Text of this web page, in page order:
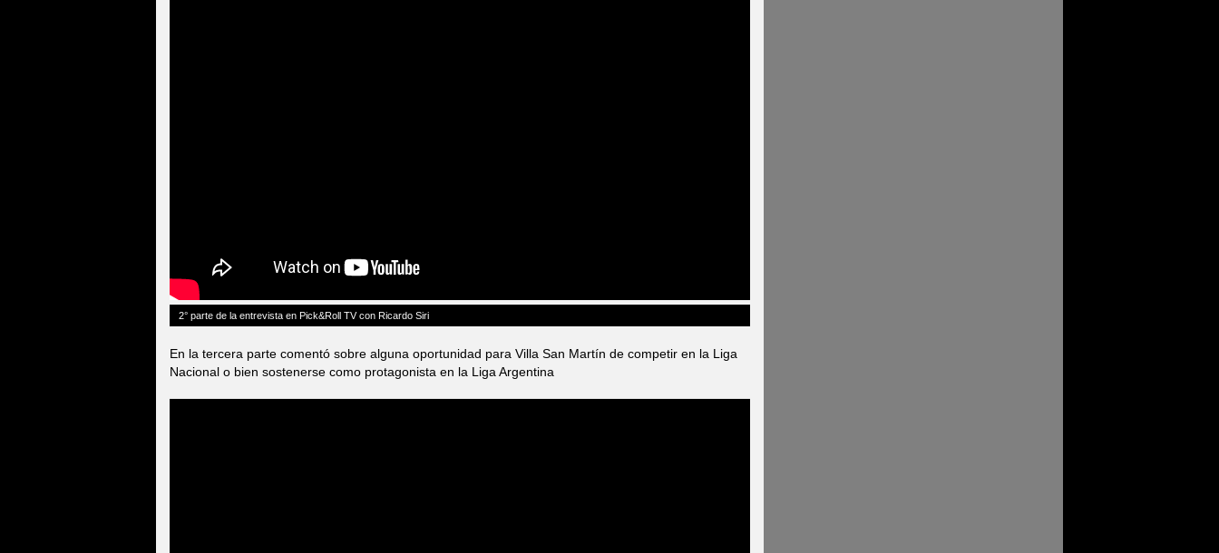
2° parte de la entrevista en Pick&Roll TV con Ricardo Siri
En la tercera parte comentó sobre alguna oportunidad para Villa San Martín de competir en la Liga
Nacional o bien sostenerse como protagonista en la Liga Argentina